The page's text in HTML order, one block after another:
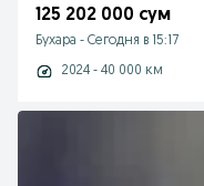
125 202 000 сум
Бухара - Сегодня в 15:17
2024 - 40 000 км